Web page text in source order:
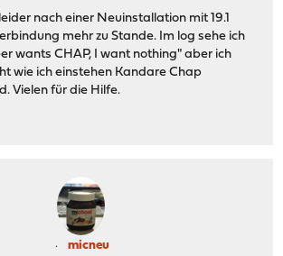
nach einer Neuinstallation mit 19.1
mehr zu Stande. Im log sehe ich
wants CHAP, I want nothing" aber ich
wie ich einstehen Kandare Chap
Vielen für die Hilfe.
micneu